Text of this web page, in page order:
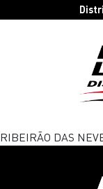
RIBEIRÃO DAS